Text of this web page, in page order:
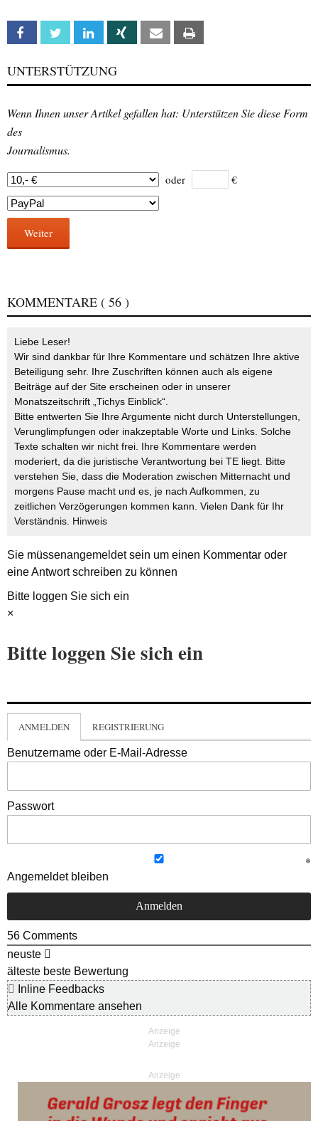
Facebook Twitter Linkedin Xing Email
UNTERSTÜTZUNG
Wenn Ihnen unser Artikel gefallen hat: Unterstützen Sie diese Form
des
Journalismus.
oder €
Weiter
KOMMENTARE ( 56 )
Liebe Leser!
Wir sind dankbar für Ihre Kommentare und schätzen Ihre aktive
Beteiligung sehr. Ihre Zuschriften können auch als eigene
Beiträge auf der Site erscheinen oder in unserer
Monatszeitschrift „Tichys Einblick“.
Bitte entwerten Sie Ihre Argumente nicht durch Unterstellungen,
Verunglimpfungen oder inakzeptable Worte und Links. Solche
Texte schalten wir nicht frei. Ihre Kommentare werden
moderiert, da die juristische Verantwortung bei TE liegt. Bitte
verstehen Sie, dass die Moderation zwischen Mitternacht und
morgens Pause macht und es, je nach Aufkommen, zu
zeitlichen Verzögerungen kommen kann. Vielen Dank für Ihr
Verständnis. Hinweis
Sie müssenangemeldetsein um einen Kommentar oder
eine Antwort schreiben zu können
Bitte loggen Sie sich ein
×
Bitte loggen Sie sich ein
ANMELDEN REGISTRIERUNG
Benutzername oder E-Mail-Adresse
Passwort
Angemeldet bleiben
56 Comments
neuste
älteste beste Bewertung
Inline Feedbacks
Alle Kommentare ansehen
Anzeige